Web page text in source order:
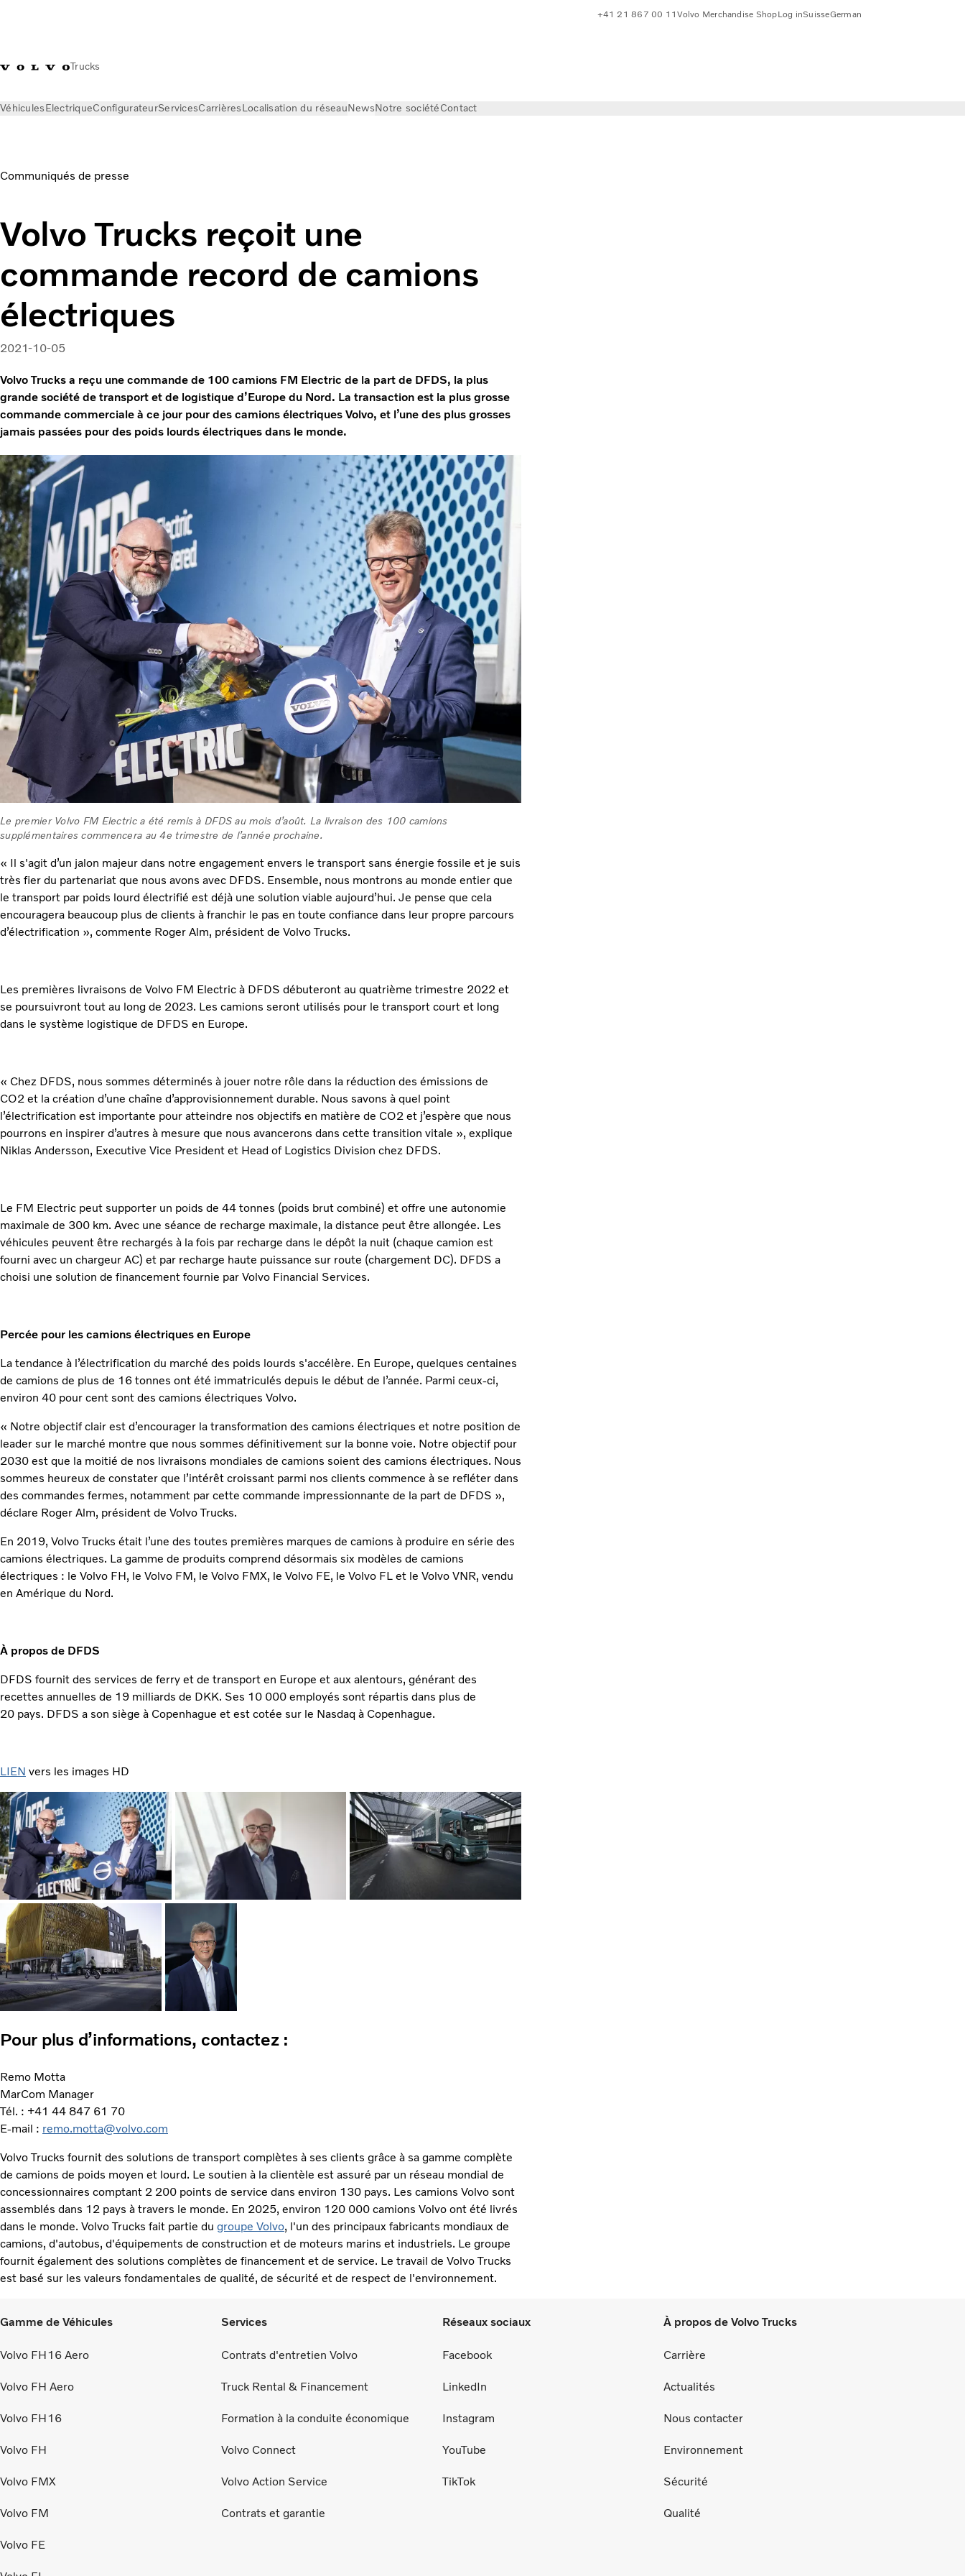
Trucks
+41 21 867 00 11Volvo Merchandise ShopLog inSuisseGerman
VéhiculesElectriqueConfigurateurServicesCarrièresLocalisation du réseauNewsNotre sociétéContact
Communiqués de presse
Volvo Trucks reçoit une
commande record de camions
électriques
2021-10-05
Volvo Trucks a reçu une commande de 100 camions FM Electric de la part de DFDS, la plus
grande société de transport et de logistique d’Europe du Nord. La transaction est la plus grosse
commande commerciale à ce jour pour des camions électriques Volvo, et l’une des plus grosses
jamais passées pour des poids lourds électriques dans le monde.
Le premier Volvo FM Electric a été remis à DFDS au mois d’août. La livraison des 100 camions
supplémentaires commencera au 4e trimestre de l’année prochaine.
« Il s'agit d’un jalon majeur dans notre engagement envers le transport sans énergie fossile et je suis
très fier du partenariat que nous avons avec DFDS. Ensemble, nous montrons au monde entier que
le transport par poids lourd électrifié est déjà une solution viable aujourd’hui. Je pense que cela
encouragera beaucoup plus de clients à franchir le pas en toute confiance dans leur propre parcours
d’électrification », commente Roger Alm, président de Volvo Trucks.
Les premières livraisons de Volvo FM Electric à DFDS débuteront au quatrième trimestre 2022 et
se poursuivront tout au long de 2023. Les camions seront utilisés pour le transport court et long
dans le système logistique de DFDS en Europe.
« Chez DFDS, nous sommes déterminés à jouer notre rôle dans la réduction des émissions de
CO2 et la création d’une chaîne d’approvisionnement durable. Nous savons à quel point
l’électrification est importante pour atteindre nos objectifs en matière de CO2 et j’espère que nous
pourrons en inspirer d’autres à mesure que nous avancerons dans cette transition vitale », explique
Niklas Andersson, Executive Vice President et Head of Logistics Division chez DFDS.
Le FM Electric peut supporter un poids de 44 tonnes (poids brut combiné) et offre une autonomie
maximale de 300 km. Avec une séance de recharge maximale, la distance peut être allongée. Les
véhicules peuvent être rechargés à la fois par recharge dans le dépôt la nuit (chaque camion est
fourni avec un chargeur AC) et par recharge haute puissance sur route (chargement DC). DFDS a
choisi une solution de financement fournie par Volvo Financial Services.
Percée pour les camions électriques en Europe
La tendance à l’électrification du marché des poids lourds s'accélère. En Europe, quelques centaines
de camions de plus de 16 tonnes ont été immatriculés depuis le début de l’année. Parmi ceux-ci,
environ 40 pour cent sont des camions électriques Volvo.
« Notre objectif clair est d’encourager la transformation des camions électriques et notre position de
leader sur le marché montre que nous sommes définitivement sur la bonne voie. Notre objectif pour
2030 est que la moitié de nos livraisons mondiales de camions soient des camions électriques. Nous
sommes heureux de constater que l’intérêt croissant parmi nos clients commence à se refléter dans
des commandes fermes, notamment par cette commande impressionnante de la part de DFDS »,
déclare Roger Alm, président de Volvo Trucks.
En 2019, Volvo Trucks était l’une des toutes premières marques de camions à produire en série des
camions électriques. La gamme de produits comprend désormais six modèles de camions
électriques : le Volvo FH, le Volvo FM, le Volvo FMX, le Volvo FE, le Volvo FL et le Volvo VNR, vendu
en Amérique du Nord.
À propos de DFDS
DFDS fournit des services de ferry et de transport en Europe et aux alentours, générant des
recettes annuelles de 19 milliards de DKK. Ses 10 000 employés sont répartis dans plus de
20 pays. DFDS a son siège à Copenhague et est cotée sur le Nasdaq à Copenhague.
LIEN vers les images HD
Pour plus d’informations, contactez :
Remo Motta
MarCom Manager
Tél. : +41 44 847 61 70
E-mail : remo.motta@volvo.com
Volvo Trucks fournit des solutions de transport complètes à ses clients grâce à sa gamme complète
de camions de poids moyen et lourd. Le soutien à la clientèle est assuré par un réseau mondial de
concessionnaires comptant 2 200 points de service dans environ 130 pays. Les camions Volvo sont
assemblés dans 12 pays à travers le monde. En 2025, environ 120 000 camions Volvo ont été livrés
dans le monde. Volvo Trucks fait partie du groupe Volvo, l'un des principaux fabricants mondiaux de
camions, d'autobus, d'équipements de construction et de moteurs marins et industriels. Le groupe
fournit également des solutions complètes de financement et de service. Le travail de Volvo Trucks
est basé sur les valeurs fondamentales de qualité, de sécurité et de respect de l'environnement.
Gamme de Véhicules
Volvo FH16 Aero
Volvo FH Aero
Volvo FH16
Volvo FH
Volvo FMX
Volvo FM
Volvo FE
Services
Contrats d'entretien Volvo
Truck Rental & Financement
Formation à la conduite économique
Volvo Connect
Volvo Action Service
Contrats et garantie
Réseaux sociaux
Facebook
LinkedIn
Instagram
YouTube
TikTok
À propos de Volvo Trucks
Carrière
Actualités
Nous contacter
Environnement
Sécurité
Qualité